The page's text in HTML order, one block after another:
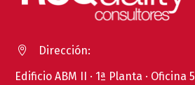


Dirección:
Edificio ABM II · 1ª Planta · Oficina 5